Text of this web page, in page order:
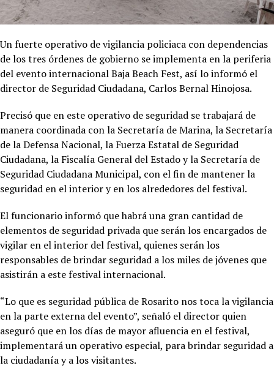
Un fuerte operativo de vigilancia policiaca con dependencias
de los tres órdenes de gobierno se implementa en la periferia
del evento internacional Baja Beach Fest, así lo informó el
director de Seguridad Ciudadana, Carlos Bernal Hinojosa.
Precisó que en este operativo de seguridad se trabajará de
manera coordinada con la Secretaría de Marina, la Secretaría
de la Defensa Nacional, la Fuerza Estatal de Seguridad
Ciudadana, la Fiscalía General del Estado y la Secretaría de
Seguridad Ciudadana Municipal, con el fin de mantener la
seguridad en el interior y en los alrededores del festival.
El funcionario informó que habrá una gran cantidad de
elementos de seguridad privada que serán los encargados de
vigilar en el interior del festival, quienes serán los
responsables de brindar seguridad a los miles de jóvenes que
asistirán a este festival internacional.
“Lo que es seguridad pública de Rosarito nos toca la vigilancia
en la parte externa del evento”, señaló el director quien
aseguró que en los días de mayor afluencia en el festival,
implementará un operativo especial, para brindar seguridad a
la ciudadanía y a los visitantes.